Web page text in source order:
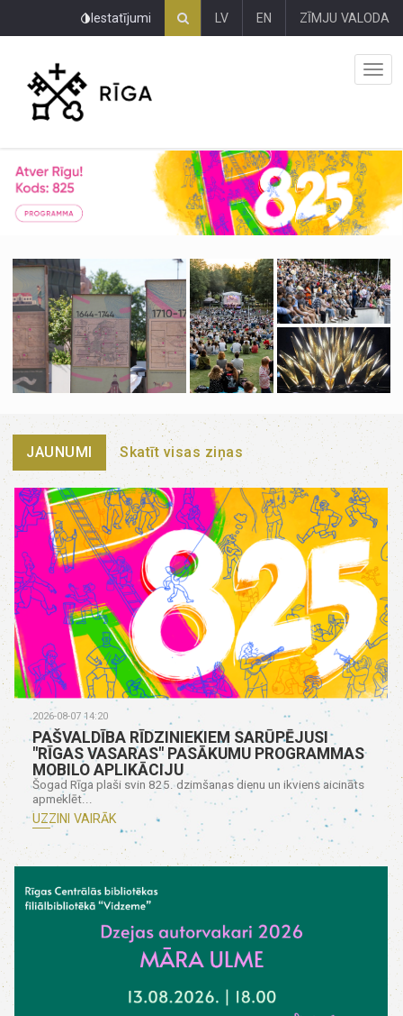
Iestatījumi LV EN ZĪMJU VALODA
JAUNUMI Skatīt visas ziņas
2026-08-07 14:20
PAŠVALDĪBA RĪDZINIEKIEM SARŪPĒJUSI
"RĪGAS VASARAS" PASĀKUMU PROGRAMMAS
MOBILO APLIKĀCIJU
Šogad Rīga plaši svin 825. dzimšanas dienu un ikviens aicināts
apmeklēt...
UZZINI VAIRĀK